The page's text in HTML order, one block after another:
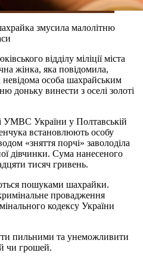
змусила малолітню
відділу міліції міста
жінка, яка повідомила,
невідома особа шахрайським
доньку винести з оселі золоті
УМВС України у Полтавській
встановлюють особу
«зняття порчі» заволоділа
дівчинки. Сума нанесеного
тисяч гривень.
пошуками шахрайки.
провадження
кодексу України
пильними та унеможливити
чи грошей.